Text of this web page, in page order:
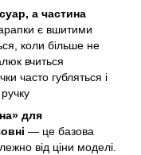
а частина
є вшитими
коли більше не
вчиться
часто губляться і
для
— це базова
від ціни моделі.